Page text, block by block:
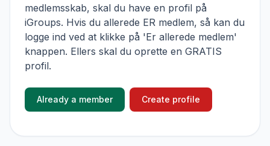
medlemsskab, skal du have en profil på
iGroups. Hvis du allerede ER medlem, så kan du
logge ind ved at klikke på 'Er allerede medlem'
knappen. Ellers skal du oprette en GRATIS
profil.
Already a member Create profile